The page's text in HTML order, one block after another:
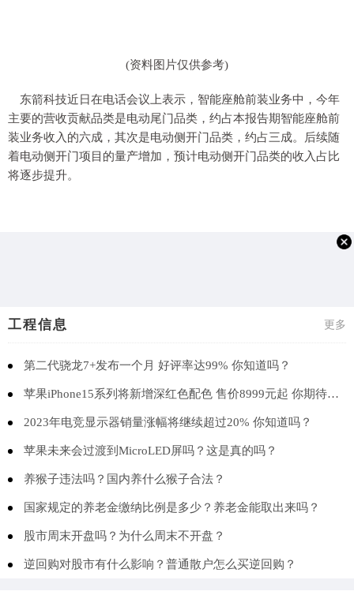
(资料图片仅供参考)
东箭科技近日在电话会议上表示，智能座舱前装业务中，今年
主要的营收贡献品类是电动尾门品类，约占本报告期智能座舱前
装业务收入的六成，其次是电动侧开门品类，约占三成。后续随
着电动侧开门项目的量产增加，预计电动侧开门品类的收入占比
将逐步提升。
工程信息 更多
第二代骁龙7+发布一个月 好评率达99% 你知道吗？
苹果iPhone15系列将新增深红色配色 售价8999元起 你期待吗？
2023年电竞显示器销量涨幅将继续超过20% 你知道吗？
苹果未来会过渡到MicroLED屏吗？这是真的吗？
养猴子违法吗？国内养什么猴子合法？
国家规定的养老金缴纳比例是多少？养老金能取出来吗？
股市周末开盘吗？为什么周末不开盘？
逆回购对股市有什么影响？普通散户怎么买逆回购？